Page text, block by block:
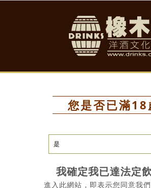
活動消息
您是否已滿18
我確定我已達法定
進入此網站，即表示您同意我
葡萄酒